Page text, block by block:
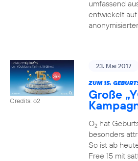
umfassend
entwickelt auf
Credits: o2
23. Mai 2017
ZUM 15.
Große
O2hat
besonders
So ist ab
Free 15 mit